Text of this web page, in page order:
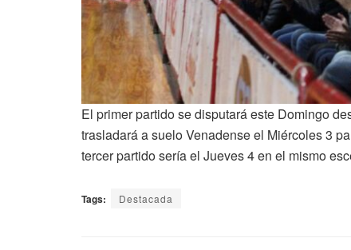
El primer partido se disputará este Domingo
trasladará a suelo Venadense el Miércoles 3
tercer partido sería el Jueves 4 en el mismo
Tags: Destacada